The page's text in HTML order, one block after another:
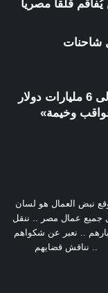
قلقاً مصرياً
شاحنات
«النواب» الأميركي لمنع وصول إيران إلى 6 مليارات دولار
وخيمة»
نبض العمال هو لسان
جميع عمال مصر .. ننقل
.. نعبر عن شكواهم
.. نناقش قضايهم